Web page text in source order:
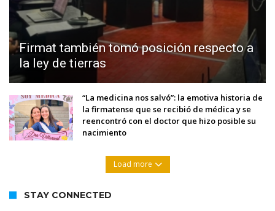
Firmat también tomó posición respecto a
la ley de tierras
“La medicina nos salvó”: la emotiva historia de
la firmatense que se recibió de médica y se
reencontró con el doctor que hizo posible su
nacimiento
Load more
STAY CONNECTED